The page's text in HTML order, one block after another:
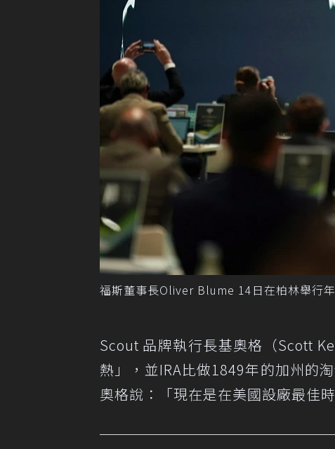
福斯董事長Oliver Blume 14日在柏林舉行
Scout 品牌執行長基奧格（Scott
熱」，並IRA比做1849年的加州的
奧格說：「現在是在美國設廠最佳時